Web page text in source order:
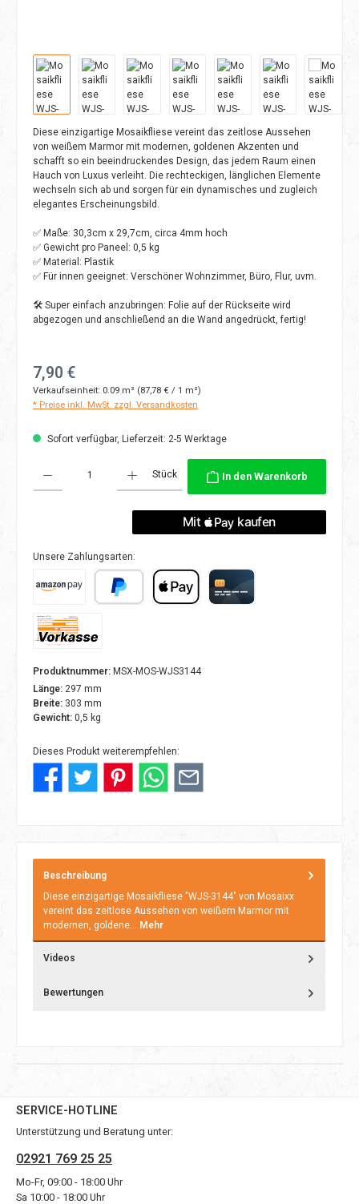
Diese einzigartige Mosaikfliese vereint das zeitlose Aussehen
von weißem Marmor mit modernen, goldenen Akzenten und
schafft so ein beeindruckendes Design, das jedem Raum einen
Hauch von Luxus verleiht. Die rechteckigen, länglichen Elemente
wechseln sich ab und sorgen für ein dynamisches und zugleich
elegantes Erscheinungsbild.
✅ Maße: 30,3cm x 29,7cm, circa 4mm hoch
✅ Gewicht pro Paneel: 0,5 kg
✅ Material: Plastik
✅ Für innen geeignet: Verschöner Wohnzimmer, Büro, Flur, uvm.
🛠️ Super einfach anzubringen: Folie auf der Rückseite wird
abgezogen und anschließend an die Wand angedrückt, fertig!
Regulärer Preis:
7,90 €
Verkaufseinheit: 0.09 m² (87,78 € / 1 m²)
* Preise inkl. MwSt. zzgl. Versandkosten
Sofort verfügbar, Lieferzeit: 2-5 Werktage
Stück In den Warenkorb
Unsere Zahlungsarten:
Produktnummer: MSX-MOS-WJS3144
Länge: 297 mm
Breite: 303 mm
Gewicht: 0,5 kg
Dieses Produkt weiterempfehlen:
Beschreibung
Diese einzigartige Mosaikfliese "WJS-3144" von Mosaixx
vereint das zeitlose Aussehen von weißem Marmor mit
modernen, goldene… Mehr
Videos
Bewertungen
SERVICE-HOTLINE
Unterstützung und Beratung unter:
02921 769 25 25
Mo-Fr, 09:00 - 18:00 Uhr
Sa 10:00 - 18:00 Uhr